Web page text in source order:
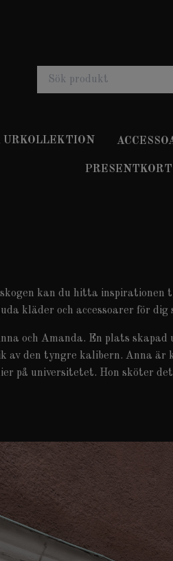
URKOLLEKTION
PRESENTKORT
kan du hitta
kläder och accessoarer för
och Amanda. En plats
av den tyngre kalibern. Anna
på universitetet. Hon sköter